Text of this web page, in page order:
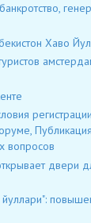
Хаво
вопросов
двери
йуллари":